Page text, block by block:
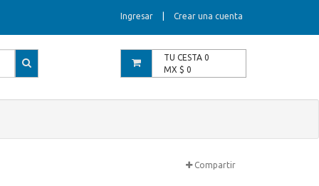
Ingresar Crear una cuenta
TU CESTA 0
MX $ 0
Compartir